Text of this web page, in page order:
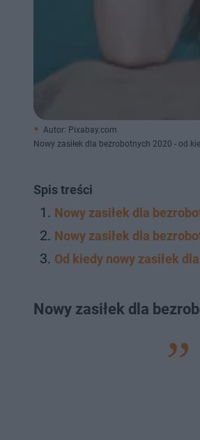
Autor: Pixabay.com
Nowy zasiłek dla bezrobotnych 2020 - od
Spis treści
Nowy zasiłek dla
Nowy zasiłek dla
Od kiedy nowy zasiłek
Nowy zasiłek dla